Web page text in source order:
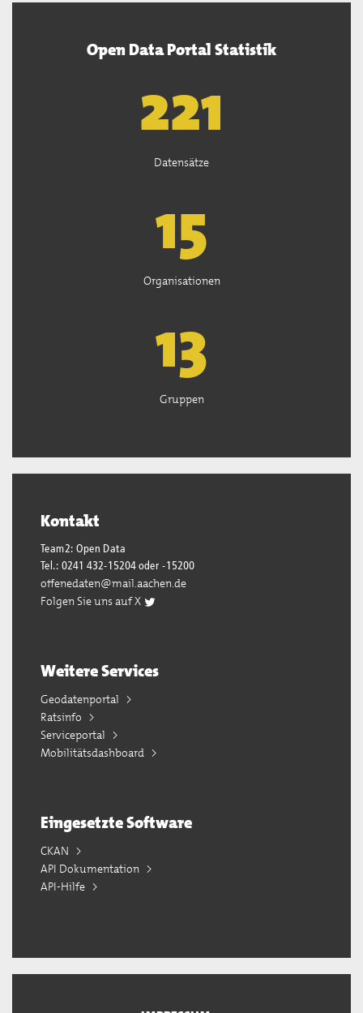
Open Data Portal Statistik
222
Datensätze
15
Organisationen
13
Gruppen
Kontakt
Team2: Open Data
Tel.: 0241 432-15204 oder -15200
offenedaten@mail.aachen.de
Folgen Sie uns auf X
Weitere Services
Geodatenportal
Ratsinfo
Serviceportal
Mobilitätsdashboard
Eingesetzte Software
CKAN
API Dokumentation
API-Hilfe